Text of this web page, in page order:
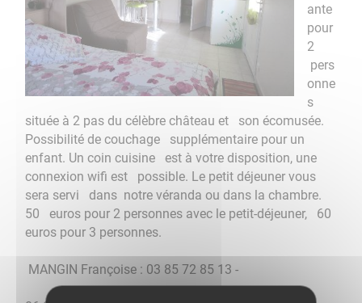
ante
pour
2
pers
onne
s
située à 2 pas du célèbre château et son écomusée.
Possibilité de couchage supplémentaire pour un
enfant. Un coin cuisine est à votre disposition, une
connexion wifi est possible. Le petit déjeuner vous
sera servi dans notre véranda ou dans la chambre.
50 euros pour 2 personnes avec le petit-déjeuner, 60
euros pour 3 personnes.
MANGIN Françoise : 03 85 72 85 13 -